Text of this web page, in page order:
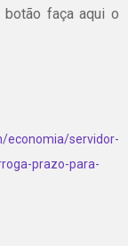
faça aqui o
economia/servidor-
prazo-para-